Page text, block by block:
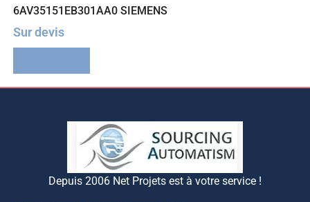
6AV35151EB301AA0 SIEMENS
Sur devis
Depuis 2006 Net Projets est à votre service !